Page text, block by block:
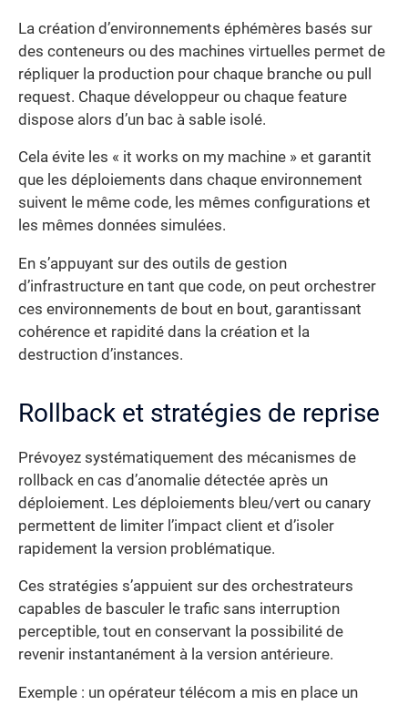
La création d’environnements éphémères basés sur
des conteneurs ou des machines virtuelles permet de
répliquer la production pour chaque branche ou pull
request. Chaque développeur ou chaque feature
dispose alors d’un bac à sable isolé.
Cela évite les « it works on my machine » et garantit
que les déploiements dans chaque environnement
suivent le même code, les mêmes configurations et
les mêmes données simulées.
En s’appuyant sur des outils de gestion
d’infrastructure en tant que code, on peut orchestrer
ces environnements de bout en bout, garantissant
cohérence et rapidité dans la création et la
destruction d’instances.
Rollback et stratégies de reprise
Prévoyez systématiquement des mécanismes de
rollback en cas d’anomalie détectée après un
déploiement. Les déploiements bleu/vert ou canary
permettent de limiter l’impact client et d’isoler
rapidement la version problématique.
Ces stratégies s’appuient sur des orchestrateurs
capables de basculer le trafic sans interruption
perceptible, tout en conservant la possibilité de
revenir instantanément à la version antérieure.
Exemple : un opérateur télécom a mis en place un